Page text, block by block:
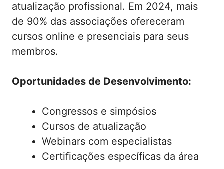
atualização profissional. Em 2024, mais
de 90% das associações ofereceram
cursos online e presenciais para seus
membros.
Oportunidades de Desenvolvimento:
Congressos e simpósios
Cursos de atualização
Webinars com especialistas
Certificações específicas da área